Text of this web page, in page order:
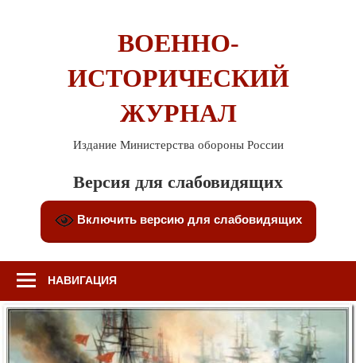
ВОЕННО-
ИСТОРИЧЕСКИЙ
ЖУРНАЛ
Издание Министерства обороны России
Версия для слабовидящих
Включить версию для слабовидящих
НАВИГАЦИЯ